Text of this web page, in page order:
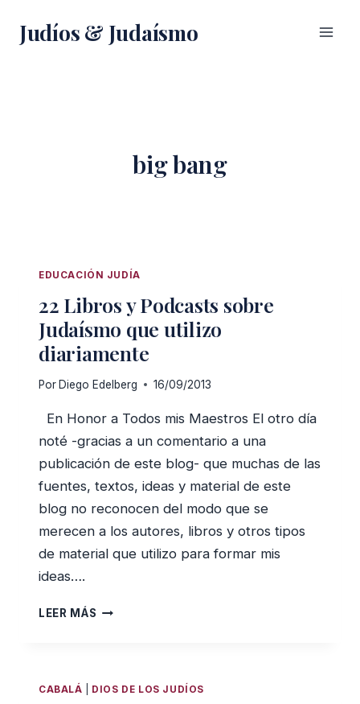
Judíos & Judaísmo
big bang
EDUCACIÓN JUDÍA
22 Libros y Podcasts sobre
Judaísmo que utilizo
diariamente
Por Diego Edelberg 16/09/2013
En Honor a Todos mis Maestros El otro día
noté -gracias a un comentario a una
publicación de este blog- que muchas de las
fuentes, textos, ideas y material de este
blog no reconocen del modo que se
merecen a los autores, libros y otros tipos
de material que utilizo para formar mis
ideas….
LEER MÁS 22
CABALÁ DIOS DE LOS JUDÍOS